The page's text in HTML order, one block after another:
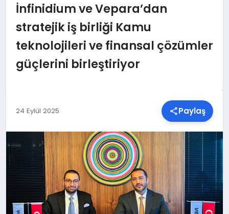
SAĞLIK
SIYASET
MALATYA HABERLERI
İnfinidium ve Vepara’dan
stratejik iş birliği Kamu
teknolojileri ve finansal çözümler
güçlerini birleştiriyor
24 Eylül 2025 Paylaş